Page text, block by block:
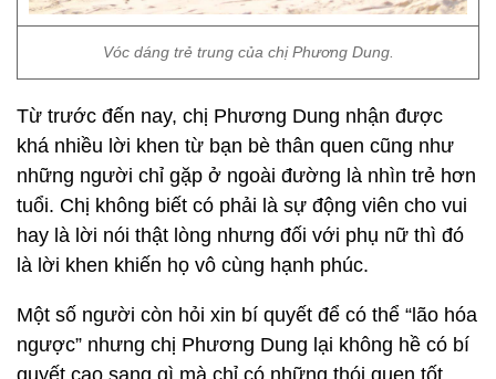
Vóc dáng trẻ trung của chị Phương Dung.
Từ trước đến nay, chị Phương Dung nhận được
khá nhiều lời khen từ bạn bè thân quen cũng như
những người chỉ gặp ở ngoài đường là nhìn trẻ hơn
tuổi. Chị không biết có phải là sự động viên cho vui
hay là lời nói thật lòng nhưng đối với phụ nữ thì đó
là lời khen khiến họ vô cùng hạnh phúc.
Một số người còn hỏi xin bí quyết để có thể “lão hóa
ngược” nhưng chị Phương Dung lại không hề có bí
quyết cao sang gì mà chỉ có những thói quen tốt